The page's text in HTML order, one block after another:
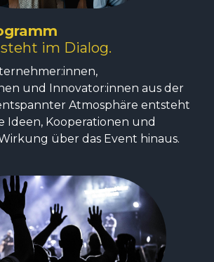
im Dialog.
und Innovator:innen aus der
Atmosphäre entsteht
Ideen, Kooperationen und
über das Event hinaus.